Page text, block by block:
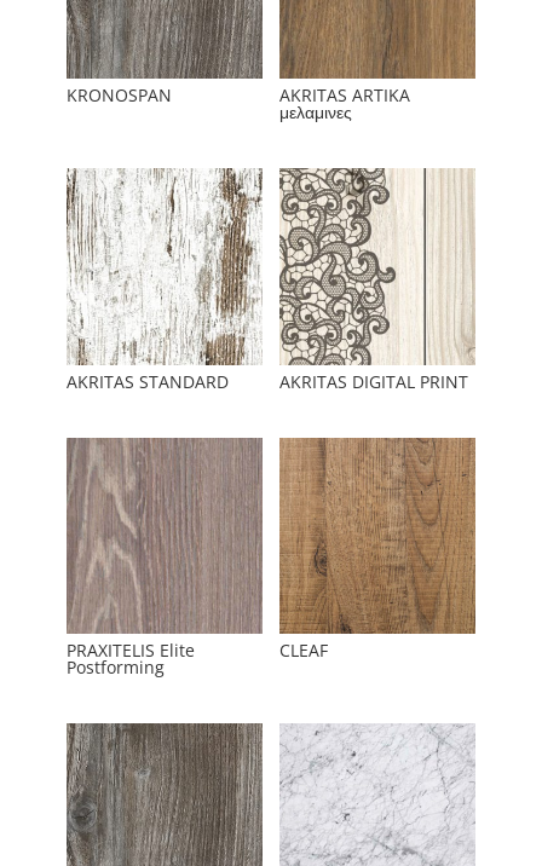
KRONOSPAN AKRITAS ARTIKA
μελαμινες
AKRITAS STANDARD AKRITAS DIGITAL PRINT
PRAXITELIS Elite
Postforming
CLEAF